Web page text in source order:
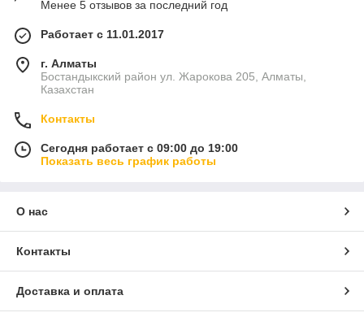
Менее 5 отзывов за последний год
Работает с 11.01.2017
г. Алматы
Бостандыкский район ул. Жарокова 205, Алматы,
Казахстан
Контакты
Сегодня работает с 09:00 до 19:00
Показать весь график работы
О нас
Контакты
Доставка и оплата